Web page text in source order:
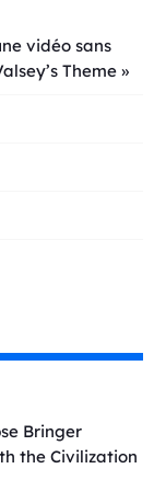
vidéo sans
Theme »
Bringer
the Civilization